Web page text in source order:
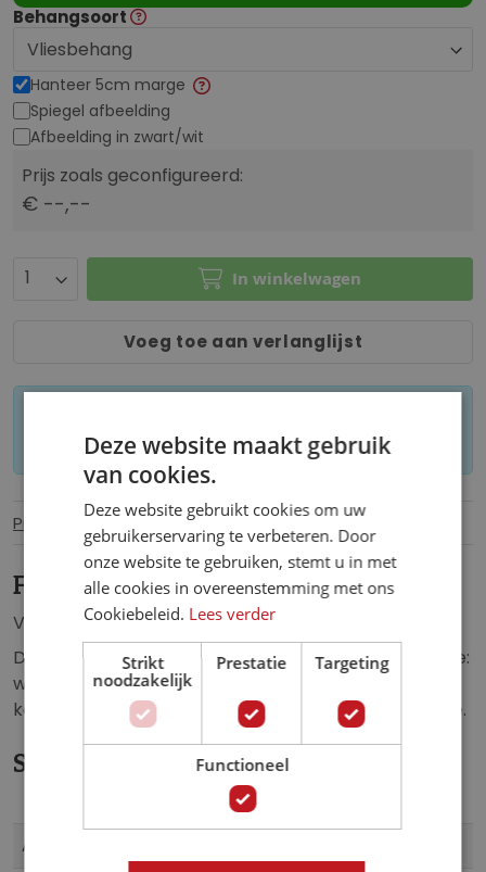
Behangsoort
Hanteer 5cm marge
Spiegel afbeelding
Afbeelding in zwart/wit
Prijs zoals geconfigureerd:
€ --,--
In winkelwagen
Voeg toe aan verlanglijst
worden geretourneerd.
Productinformatie Specificaties
Fotobehang Rode Ballen.
Vlies fotobehang van glimmende, rode ballen.
Dit fotobehang zorgt voor een unieke uitstraling in de:
woonkamer, slaapkamer, kinderkamer, keuken, hal,
kantoor, horecagelegenheid of iedere andere ruimte.
Specificaties
informatie
Artikelnummer
Deze website maakt gebruik
van cookies.
Deze website gebruikt cookies om uw
gebruikerservaring te verbeteren. Door
onze website te gebruiken, stemt u in met
alle cookies in overeenstemming met ons
Cookiebeleid. Lees verder
Strikt
noodzakelijk
Prestatie Targeting
Functioneel